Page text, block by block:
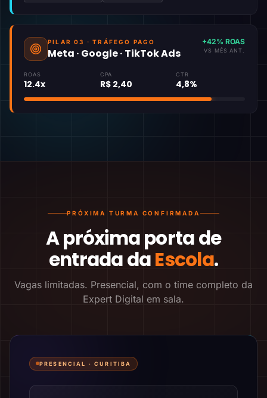
PILAR 03 · TRÁFEGO PAGO
Meta · Google · TikTok Ads
+42% ROAS
VS MÊS ANT.
ROAS
12.4x
CPA
R$ 2,40
CTR
4,8%
PRÓXIMA TURMA CONFIRMADA
A próxima porta de
entrada daEscola.
Vagas limitadas. Presencial, com o time completo da
Expert Digital em sala.
PRESENCIAL ·CURITIBA